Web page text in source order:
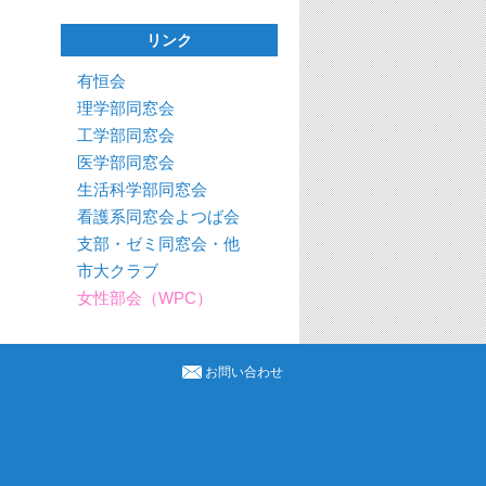
リンク
有恒会
理学部同窓会
工学部同窓会
医学部同窓会
生活科学部同窓会
看護系同窓会よつば会
支部・ゼミ同窓会・他
市大クラブ
女性部会（WPC）
お問い合わせ